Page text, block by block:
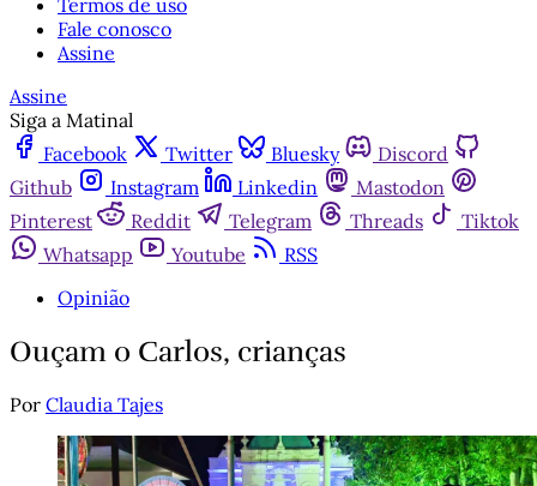
Fale conosco
Assine
Assine
Siga a Matinal
Facebook
Twitter Bluesky
Discord
Github
Instagram Linkedin
Mastodon
Pinterest
Reddit Telegram Threads
Tiktok
Whatsapp
Youtube
RSS
Opinião
Ouçam o Carlos, crianças
Por Claudia Tajes